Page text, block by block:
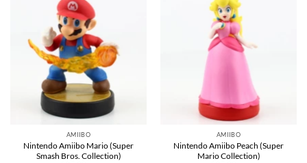
AMIIBO
Nintendo Amiibo Mario (Super
Smash Bros. Collection)
AMIIBO
Nintendo Amiibo Peach (Super
Mario Collection)